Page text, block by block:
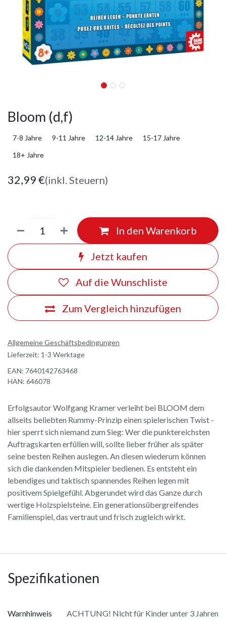
Bloom (d,f)
7-8 Jahre 9-11 Jahre 12-14 Jahre
15-17 Jahre
18+ Jahre
32,99€(inkl. Steuern)
In den Warenkorb
Jetzt kaufen
Zum Vergleich hinzufügen
Auf die Wunschliste
Allgemeine Geschäftsbedingungen
Lieferzeit: 1-3 Werktage
EAN: 7640142763468
HAN: 646078
Erfolgsautor Wolfgang Kramer verleiht bei BLOOM dem
allseits beliebten Rummy-Prinzip einen spielerischen Twist -
hier sperrt sich niemand zum Sieg: Wer die punktereichsten
Auftragskarten erfüllen will, sollte lieber früher als später
seine besten Reihen auslegen. An diesen wiederum können
sich die dankenden Mitspieler bedienen. Es entsteht ein
lebendiges und taktisch spannendes Reihen legen mit
positivem Spielgefühl. Abgerundet wird das Ganze durch
wertige Holzspielsteine. Ein generationsübergreifendes
Familienspiel, das vertraut und frisch zugleich wirkt.
Spezifikationen
Warnhinweis
ACHTUNG! Nicht für Kinder unter 3 Jahren